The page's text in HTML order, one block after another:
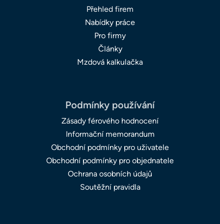
Přehled firem
Nabídky práce
Pro firmy
Články
Mzdová kalkulačka
Podmínky používání
Zásady férového hodnocení
Informační memorandum
Obchodní podmínky pro uživatele
Obchodní podmínky pro objednatele
Ochrana osobních údajů
Soutěžní pravidla